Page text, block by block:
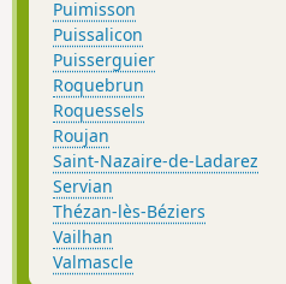
Puimisson
Puissalicon
Puisserguier
Roquebrun
Roquessels
Roujan
Saint-Nazaire-de-Ladarez
Servian
Thézan-lès-Béziers
Vailhan
Valmascle